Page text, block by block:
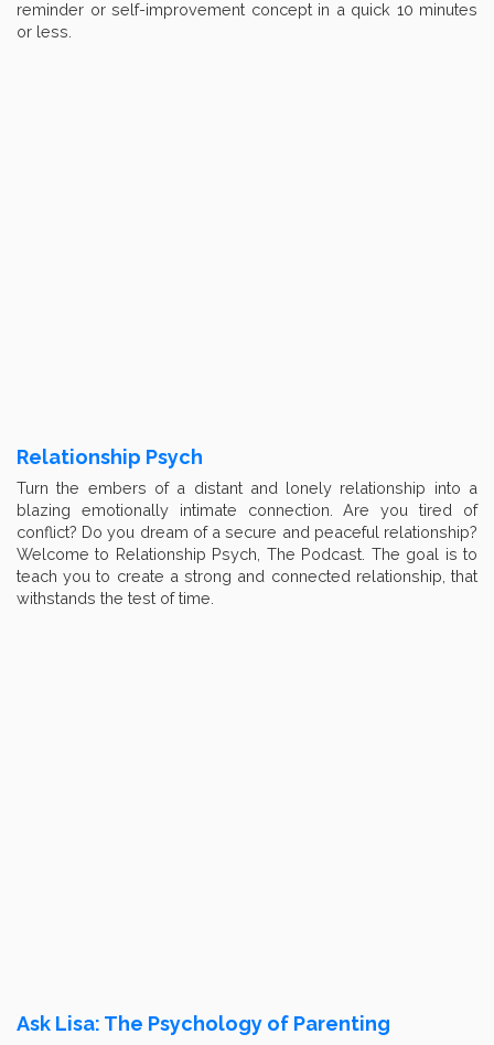
reminder or self-improvement concept in a quick 10 minutes
or less.
Relationship Psych
Turn the embers of a distant and lonely relationship into a
blazing emotionally intimate connection. Are you tired of
conflict? Do you dream of a secure and peaceful relationship?
Welcome to Relationship Psych, The Podcast. The goal is to
teach you to create a strong and connected relationship, that
withstands the test of time.
Ask Lisa: The Psychology of Parenting